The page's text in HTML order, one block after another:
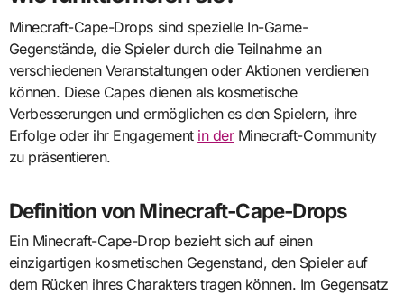
Minecraft-Cape-Drops sind spezielle In-Game-
Gegenstände, die Spieler durch die Teilnahme an
verschiedenen Veranstaltungen oder Aktionen verdienen
können. Diese Capes dienen als kosmetische
Verbesserungen und ermöglichen es den Spielern, ihre
Erfolge oder ihr Engagement in derMinecraft-Community
zu präsentieren.
Definition von Minecraft-Cape-Drops
Ein Minecraft-Cape-Drop bezieht sich auf einen
einzigartigen kosmetischen Gegenstand, den Spieler auf
dem Rücken ihres Charakters tragen können. Im Gegensatz